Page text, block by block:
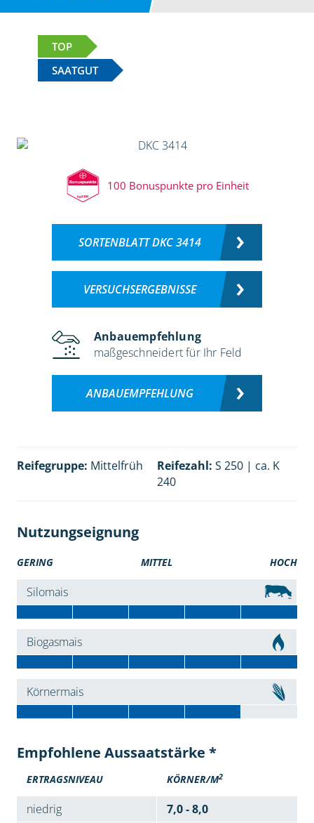
TOP
SAATGUT
100 Bonuspunkte pro Einheit
SORTENBLATT DKC 3414
VERSUCHSERGEBNISSE
Anbauempfehlung
maßgeschneidert für Ihr Feld
ANBAUEMPFEHLUNG
Reifegruppe: Mittelfrüh Reifezahl: S 250 | ca. K
240
Nutzungseignung
GERING MITTEL HOCH
Silomais
Biogasmais
Körnermais
Empfohlene Aussaatstärke *
ERTRAGSNIVEAU KÖRNER/M2
niedrig
7,0 - 8,0